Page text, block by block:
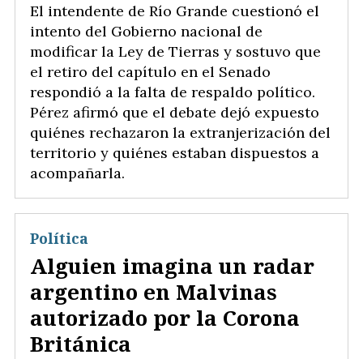
El intendente de Río Grande cuestionó el
intento del Gobierno nacional de
modificar la Ley de Tierras y sostuvo que
el retiro del capítulo en el Senado
respondió a la falta de respaldo político.
Pérez afirmó que el debate dejó expuesto
quiénes rechazaron la extranjerización del
territorio y quiénes estaban dispuestos a
acompañarla.
Alguien imagina un radar
argentino en Malvinas
autorizado por la Corona
Británica
Política